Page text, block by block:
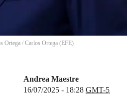
Ortega / Carlos Ortega (EFE)
Andrea Maestre
16/07/2025 - 18:28 GMT-5